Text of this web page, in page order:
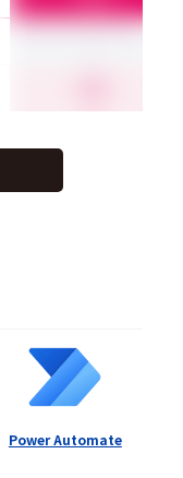
-
Power Automate